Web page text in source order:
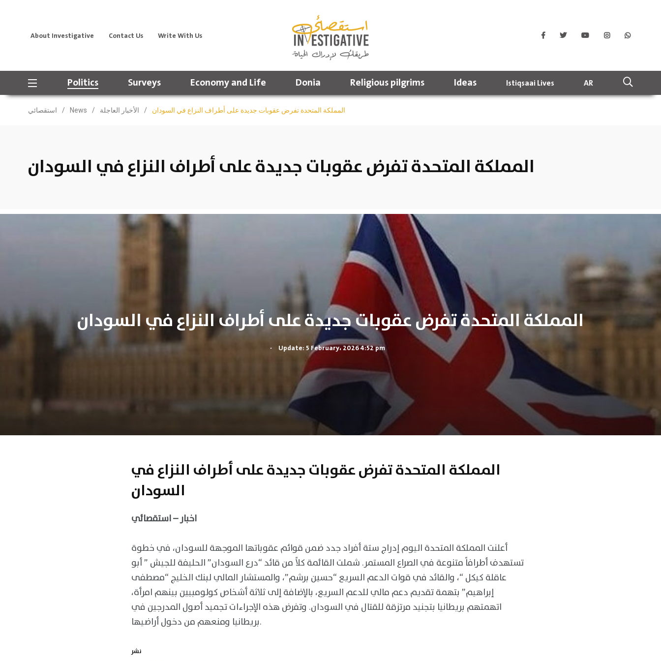
About Investigative Contact Us Write With Us
Politics Surveys Economy and Life Donia Religious pilgrims Ideas Istiqsaai Lives AR
استقصائي / News / الأخبار العاجلة / المملكة المتحدة تفرض عقوبات جديدة على أطراف النزاع في السودان
المملكة المتحدة تفرض عقوبات جديدة على أطراف النزاع في السودان
المملكة المتحدة تفرض عقوبات جديدة على أطراف النزاع في السودان
. Update: 5 February، 2026 4:52 pm
المملكة المتحدة تفرض عقوبات جديدة على أطراف النزاع في
السودان
اخبار – استقصائي
أعلنت المملكة المتحدة اليوم إدراج ستة أفراد جدد ضمن قوائم عقوباتها الموجهة للسودان، في خطوة
تستهدف أطرافاً متنوعة في الصراع المستمر. شملت القائمة كلاً من قائد “درع السودان” الحليفة للجيش ” أبو
عاقلة كيكل “، والقائد في قوات الدعم السريع “حسين برشم”، والمستشار المالي لبنك الخليج “مصطفى
إبراهيم” بتهمة تقديم دعم مالي للدعم السريع، بالإضافة إلى ثلاثة أشخاص كولومبيين بينهم امرأة،
اتهمتهم بريطانيا بتجنيد مرتزقة للقتال في السودان. وتفرض هذه الإجراءات تجميد أصول المدرجين في
بريطانيا ومنعهم من دخول أراضيها.
نشر